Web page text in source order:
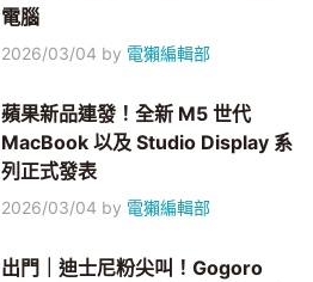
電腦
2026/03/04 by 電獺編輯部
蘋果新品連發！全新 M5 世代
MacBook 以及 Studio Display 系
列正式發表
2026/03/04 by 電獺編輯部
出門｜迪士尼粉尖叫！Gogoro